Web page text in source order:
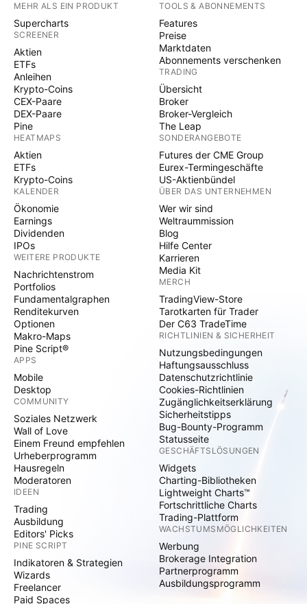
MEHR ALS EIN PRODUKT
Supercharts
SCREENER
Aktien
ETFs
Anleihen
Krypto-Coins
CEX-Paare
DEX-Paare
Pine
HEATMAPS
Aktien
ETFs
Krypto-Coins
KALENDER
Ökonomie
Earnings
Dividenden
IPOs
WEITERE PRODUKTE
Nachrichtenstrom
Portfolios
Fundamentalgraphen
Renditekurven
Optionen
Makro-Maps
Pine Script®
APPS
Mobile
Desktop
COMMUNITY
Soziales Netzwerk
Wall of Love
Einem Freund empfehlen
Urheberprogramm
Hausregeln
Moderatoren
IDEEN
Trading
Ausbildung
Editors' Picks
PINE SCRIPT
Indikatoren & Strategien
Wizards
Freelancer
Paid Spaces
TOOLS & ABONNEMENTS
Features
Preise
Marktdaten
Abonnements verschenken
TRADING
Übersicht
Broker
Broker-Vergleich
The Leap
SONDERANGEBOTE
Futures der CME Group
Eurex-Termingeschäfte
US-Aktienbündel
ÜBER DAS UNTERNEHMEN
Wer wir sind
Weltraummission
Blog
Hilfe Center
Karrieren
Media Kit
MERCH
TradingView-Store
Tarotkarten für Trader
Der C63 TradeTime
RICHTLINIEN & SICHERHEIT
Nutzungsbedingungen
Haftungsausschluss
Datenschutzrichtlinie
Cookies-Richtlinien
Zugänglichkeitserklärung
Sicherheitstipps
Bug-Bounty-Programm
Statusseite
GESCHÄFTSLÖSUNGEN
Widgets
Charting-Bibliotheken
Lightweight Charts™
Fortschrittliche Charts
Trading-Plattform
WACHSTUMSMÖGLICHKEITEN
Werbung
Brokerage Integration
Partnerprogramm
Ausbildungsprogramm